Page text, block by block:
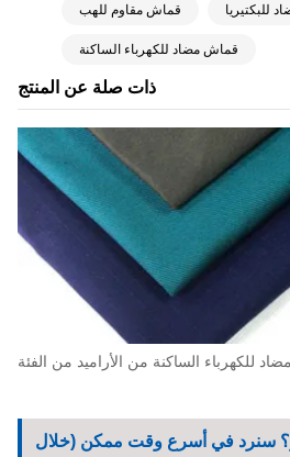
ذات صلة عن المنتج
قماش مقاوم للهب للبكتيريا
قماش مضاد للكهرباء الساكنة
سنرد في أسرع وقت ممكن (خلال